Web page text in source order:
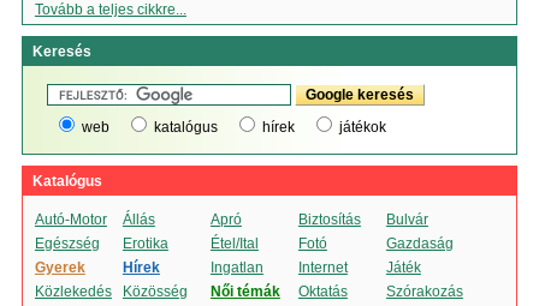
Tovább a teljes cikkre...
Keresés
web katalógus hírek játékok
Katalógus
Autó-Motor Állás Apró Biztosítás
Bulvár
Egészség
Erotika Étel/Ital Fotó
Gazdaság
Gyerek
Hírek Ingatlan Internet
Játék
Közlekedés
Közösség Női témák Oktatás
Szórakozás